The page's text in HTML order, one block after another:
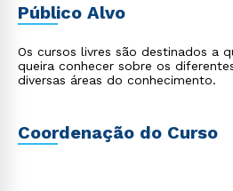
Público Alvo
Os cursos livres são destinados a
queira conhecer sobre os
diversas áreas do conhecimento.
Coordenação do Curso